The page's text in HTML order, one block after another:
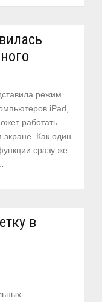
режим
iPad,
работать
Как один
сразу же
в